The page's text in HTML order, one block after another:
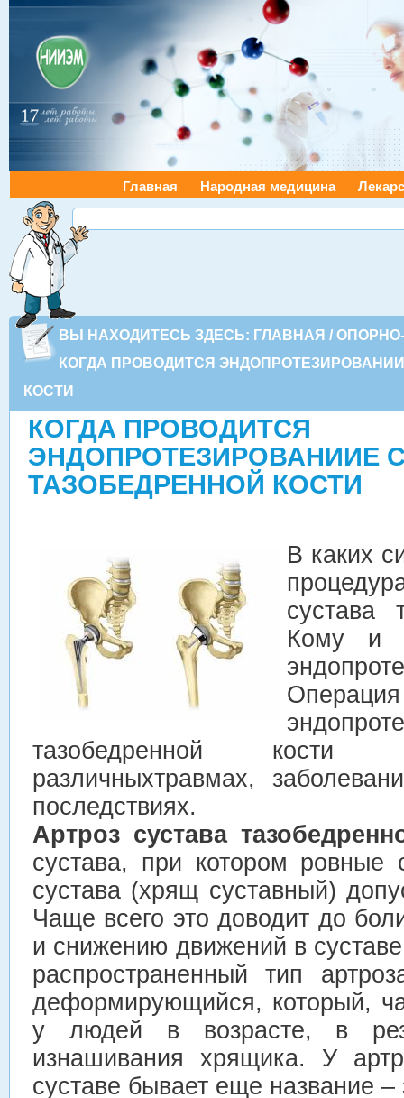
Главная Народная медицина
ВЫ НАХОДИТЕСЬ ЗДЕСЬ: ГЛАВНАЯ /
КОГДА ПРОВОДИТСЯ
КОСТИ
КОГДА ПРОВОДИТСЯ
ЭНДОПРОТЕЗИРОВАНИИЕ
ТАЗОБЕДРЕННОЙ КОСТИ
В каких
сустава
Кому и
тазобедренной кости
различныхтравмах,
последствиях.
Артроз сустава
сустава, при котором ровные
сустава (хрящ суставный)
Чаще всего это доводит до
и снижению движений в
распространенный тип
деформирующийся, который,
у людей в возрасте, в
изнашивания хрящика. У
суставе бывает еще название –